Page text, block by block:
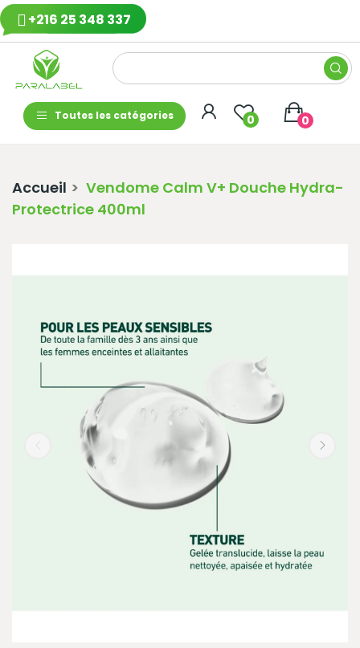
+216 25 348 337
Toutes les catégories 0 0
Accueil
Vendome Calm V+ Douche Hydra-
Protectrice 400ml